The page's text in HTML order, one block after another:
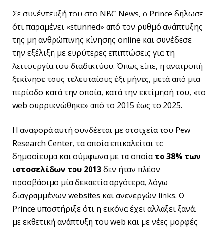
Σε συνέντευξή του στο NBC News, ο Prince δήλωσε
ότι παραμένει «stunned» από τον ρυθμό ανάπτυξης
της μη ανθρώπινης κίνησης online και συνέδεσε
την εξέλιξη με ευρύτερες επιπτώσεις για τη
λειτουργία του διαδικτύου. Όπως είπε, η ανατροπή
ξεκίνησε τους τελευταίους έξι μήνες, μετά από μια
περίοδο κατά την οποία, κατά την εκτίμησή του, «το
web συρρικνώθηκε» από το 2015 έως το 2025.
Η αναφορά αυτή συνδέεται με στοιχεία του Pew
Research Center, τα οποία επικαλείται το
δημοσίευμα και σύμφωνα με τα οποίατο 38% των
ιστοσελίδων του 2013δεν ήταν πλέον
προσβάσιμο μία δεκαετία αργότερα, λόγω
διαγραμμένων websites και ανενεργών links. Ο
Prince υποστήριξε ότι η εικόνα έχει αλλάξει ξανά,
με εκθετική ανάπτυξη του web και με νέες μορφές